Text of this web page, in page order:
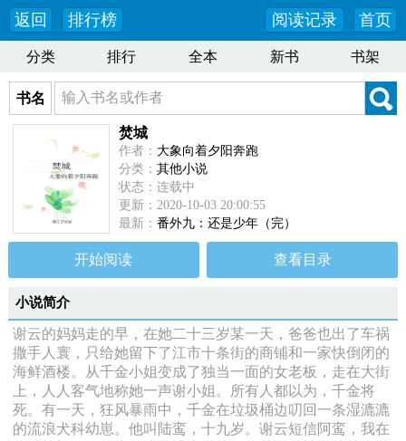
返回 排行榜 首页
阅读记录
分类 排行 全本 新书 书架
书名
焚城
作者： 大象向着夕阳奔跑
分类： 其他小说
状态：连载中
更新：2020-10-03 20:00:55
最新： 番外九：还是少年（完）
开始阅读 查看目录
小说简介
谢云的妈妈走的早，在她二十三岁某一天，爸爸也出了车祸
撒手人寰，只给她留下了江市十条街的商铺和一家快倒闭的
海鲜酒楼。从千金小姐变成了独当一面的女老板，走在大街
上，人人客气地称她一声谢小姐。所有人都以为，千金将
死。有一天，狂风暴雨中，千金在垃圾桶边叨回一条湿漉漉
的流浪犬科幼崽。他叫陆鸾，十九岁。谢云短信阿鸾，我在